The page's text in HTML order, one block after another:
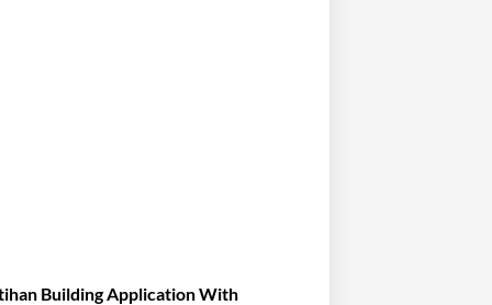
Building Application With